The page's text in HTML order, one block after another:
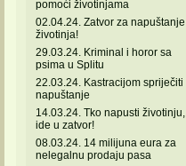
pomoći životinjama
02.04.24. Zatvor za napuštanje
životinja!
29.03.24. Kriminal i horor sa
psima u Splitu
22.03.24. Kastracijom spriječiti
napuštanje
14.03.24. Tko napusti životinju,
ide u zatvor!
08.03.24. 14 milijuna eura za
nelegalnu prodaju pasa